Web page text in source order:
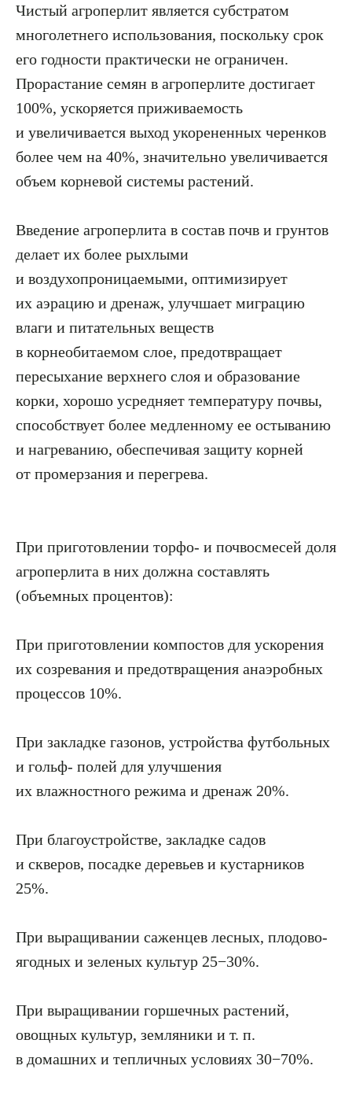
Чистый агроперлит является субстратом
многолетнего использования, поскольку срок
его годности практически не ограничен.
Прорастание семян в агроперлите достигает
100%, ускоряется приживаемость
и увеличивается выход укорененных черенков
более чем на 40%, значительно увеличивается
объем корневой системы растений.
Введение агроперлита в состав почв и грунтов
делает их более рыхлыми
и воздухопроницаемыми, оптимизирует
их аэрацию и дренаж, улучшает миграцию
влаги и питательных веществ
в корнеобитаемом слое, предотвращает
пересыхание верхнего слоя и образование
корки, хорошо усредняет температуру почвы,
способствует более медленному ее остыванию
и нагреванию, обеспечивая защиту корней
от промерзания и перегрева.
При приготовлении торфо- и почвосмесей доля
агроперлита в них должна составлять
(объемных процентов):
При приготовлении компостов для ускорения
их созревания и предотвращения анаэробных
процессов 10%.
При закладке газонов, устройства футбольных
и гольф- полей для улучшения
их влажностного режима и дренаж 20%.
При благоустройстве, закладке садов
и скверов, посадке деревьев и кустарников
25%.
При выращивании саженцев лесных, плодово-
ягодных и зеленых культур 25−30%.
При выращивании горшечных растений,
овощных культур, земляники и т. п.
в домашних и тепличных условиях 30−70%.